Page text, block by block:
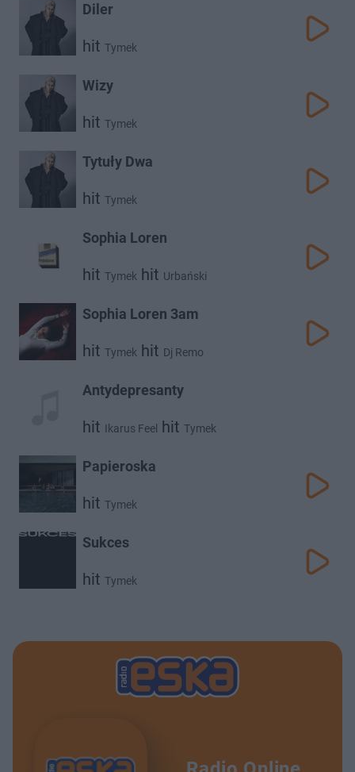
Diler
hit Tymek
Wizy
hit Tymek
Tytuły Dwa
hit Tymek
Sophia Loren
hit Tymek hit Urbański
Sophia Loren 3am
hit Tymek hit Dj Remo
Antydepresanty
hit Ikarus Feel hit Tymek
Papieroska
hit Tymek
Sukces
hit Tymek